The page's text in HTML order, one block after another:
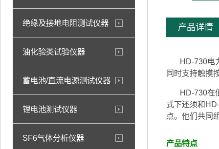
绝缘及接地电阻测试仪器
油化验类试验仪器
蓄电池/直流电源测试仪器
锂电池测试仪器
SF6气体分析仪器
产品详情
HD-730电力
同时支持触摸
HD-730在低
式下还须和
点。他们共同
产品特点